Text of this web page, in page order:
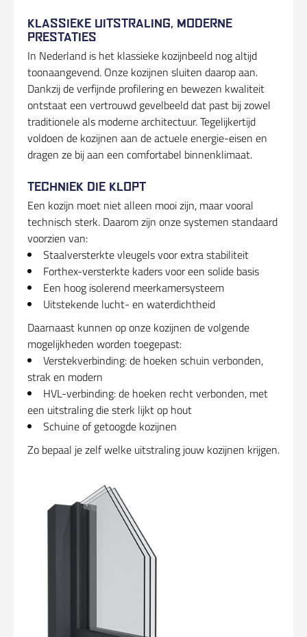
KLASSIEKE UITSTRALING, MODERNE
PRESTATIES
In Nederland is het klassieke kozijnbeeld nog altijd
toonaangevend. Onze kozijnen sluiten daarop aan.
Dankzij de verfijnde profilering en bewezen kwaliteit
ontstaat een vertrouwd gevelbeeld dat past bij zowel
traditionele als moderne architectuur. Tegelijkertijd
voldoen de kozijnen aan de actuele energie-eisen en
dragen ze bij aan een comfortabel binnenklimaat.
TECHNIEK DIE KLOPT
Een kozijn moet niet alleen mooi zijn, maar vooral
technisch sterk. Daarom zijn onze systemen standaard
voorzien van:
Staalversterkte vleugels voor extra stabiliteit
Forthex-versterkte kaders voor een solide basis
Een hoog isolerend meerkamersysteem
Uitstekende lucht- en waterdichtheid
Daarnaast kunnen op onze kozijnen de volgende
mogelijkheden worden toegepast:
Verstekverbinding: de hoeken schuin verbonden,
strak en modern
HVL-verbinding: de hoeken recht verbonden, met
een uitstraling die sterk lijkt op hout
Schuine of getoogde kozijnen
Zo bepaal je zelf welke uitstraling jouw kozijnen krijgen.